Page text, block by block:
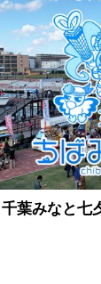
千葉みなと七